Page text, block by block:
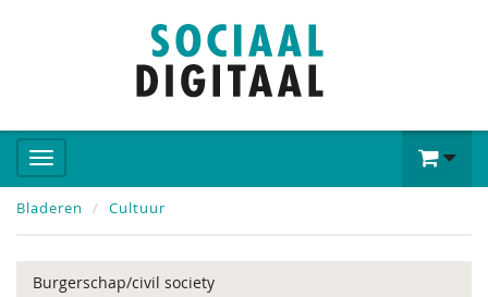
Bladeren Cultuur
Burgerschap/civil society